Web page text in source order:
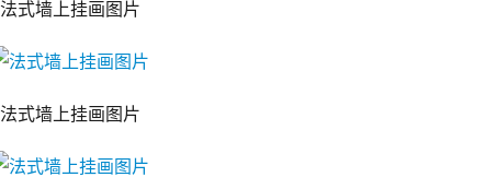
法式墙上挂画图片
法式墙上挂画图片